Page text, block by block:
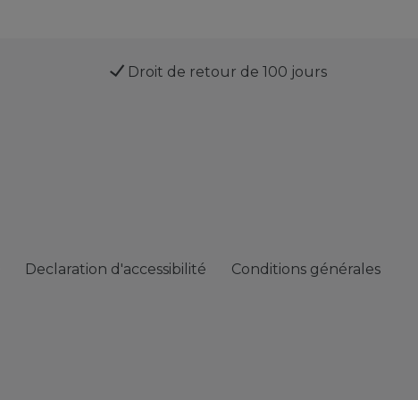
Droit de retour de 100 jours
Declaration d'accessibilité
Conditions générales